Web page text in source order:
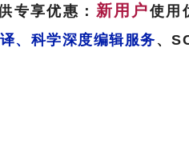
专享优惠： 新用户使用
、科学深度编辑服务 、